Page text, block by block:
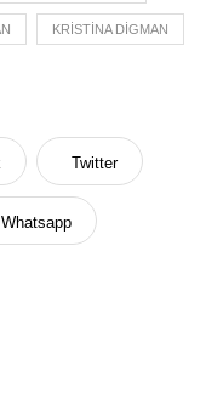
KRISTINA DIGMAN
Twitter
Whatsapp